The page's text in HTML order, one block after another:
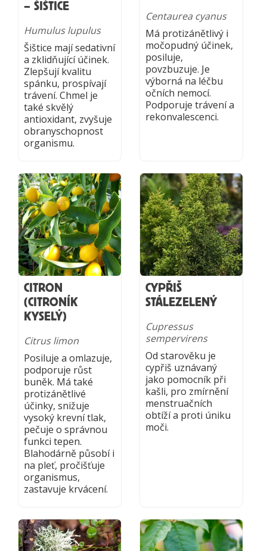
– ŠIŠTICE
Humulus lupulus
Šištice mají sedativní
a zklidňující účinek.
Zlepšují kvalitu
spánku, prospívají
trávení. Chmel je
také skvělý
antioxidant, zvyšuje
obranyschopnost
organismu.
Centaurea cyanus
Má protizánětlivý i
močopudný účinek,
posiluje,
povzbuzuje. Je
výborná na léčbu
očních nemocí.
Podporuje trávení a
rekonvalescenci.
CITRON
(CITRONÍK
KYSELÝ)
Citrus limon
Posiluje a omlazuje,
podporuje růst
buněk. Má také
protizánětlivé
účinky, snižuje
vysoký krevní tlak,
pečuje o správnou
funkci tepen.
Blahodárně působí i
na pleť, pročišťuje
organismus,
zastavuje krvácení.
CYPŘIŠ
STÁLEZELENÝ
Cupressus
sempervirens
Od starověku je
cypřiš uznávaný
jako pomocník při
kašli, pro zmírnění
menstruačních
obtíží a proti úniku
moči.